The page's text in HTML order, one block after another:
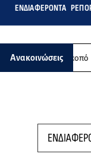
ΕΝΔΙΑΦΈΡΟΝΤΑ
Ανακοινώσειςσκοπό